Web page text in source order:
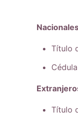
Título
Título